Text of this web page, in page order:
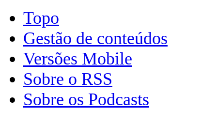
Topo
Gestão de conteúdos
Versões Mobile
Sobre o RSS
Sobre os Podcasts